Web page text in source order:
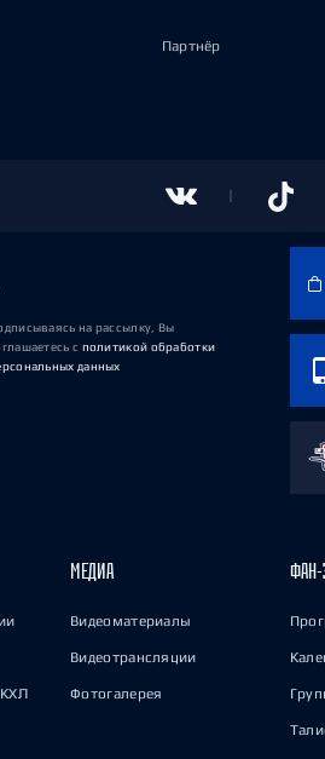
Партнёр
на рассылку, Вы
с политикой обработки
данных
МЕДИА
Видеоматериалы
Видеотрансляции
Фотогалерея
ФАН-